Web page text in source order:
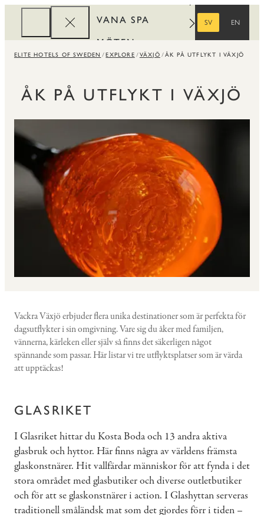
VANA SPA
MÖTEN
REWARDS
SV
EN
ELITE HOTELS OF SWEDEN EXPLORE VÄXJÖ ÅK PÅ UTFLYKT I VÄXJÖ
ÅK PÅ UTFLYKT I VÄXJÖ
Vackra Växjö erbjuder flera unika destinationer som är perfekta för
dagsutflykter i sin omgivning. Vare sig du åker med familjen,
vännerna, kärleken eller själv så finns det säkerligen något
spännande som passar. Här listar vi tre utflyktsplatser som är värda
att upptäckas!
GLASRIKET
I Glasriket hittar du Kosta Boda och 13 andra aktiva
glasbruk och hyttor. Här finns några av världens främsta
glaskonstnärer. Hit vallfärdar människor för att fynda i det
stora området med glasbutiker och diverse outletbutiker
och för att se glaskonstnärer i action. I Glashyttan serveras
traditionell småländsk mat som det gjordes förr i tiden –